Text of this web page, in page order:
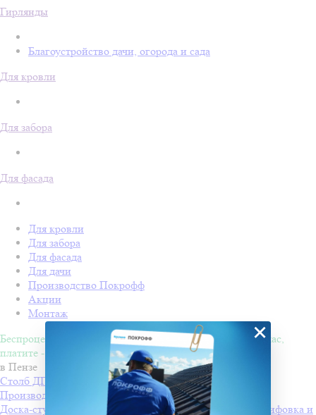
Гирлянды
Благоустройство дачи, огорода и сада
Для кровли
Для забора
Для фасада
Для кровли
Для забора
Для фасада
Для дачи
Производство Покрофф
Акции
Монтаж
Беспроцентная рассрочка на 4 месяца. Покупайте - сейчас,
платите - потом!
в Пензе
Столб ДПК Grand Line 100х100мм тиснение (на трубу)
Производитель
Grand Line
Доска-ступень стартовая ДПК Grand Line 160х22мм шлифовка и
×